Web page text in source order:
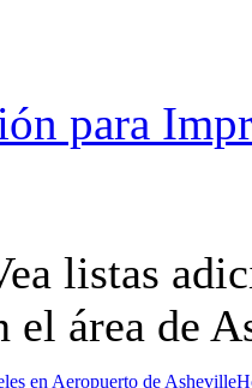
para
listas
el área de
en Aeropuerto de Asheville